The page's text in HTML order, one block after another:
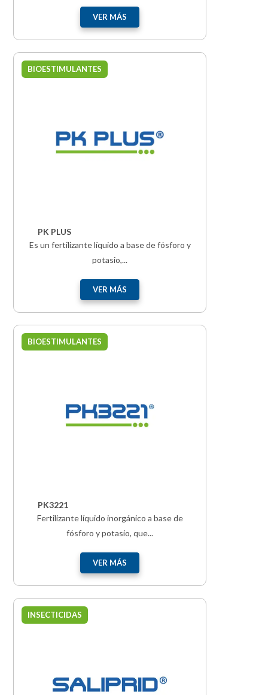
VER MÁS
BIOESTIMULANTES
PK PLUS
Es un fertilizante líquido a base de fósforo y
potasio,...
VER MÁS
BIOESTIMULANTES
PK3221
Fertilizante líquido inorgánico a base de
fósforo y potasio, que...
VER MÁS
INSECTICIDAS